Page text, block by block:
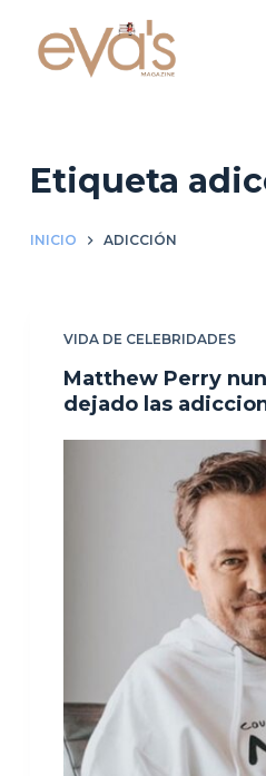
Etiqueta
INICIO ADICCIÓN
VIDA DE CELEBRIDADES
Matthew Perry
dejado las